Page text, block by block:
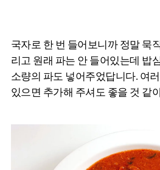
국자로 한 번 들어보니까 정말 묵
리고 원래 파는 안 들어있는데 밥
소량의 파도 넣어주었답니다. 여
있으면 추가해 주셔도 좋을 것 같